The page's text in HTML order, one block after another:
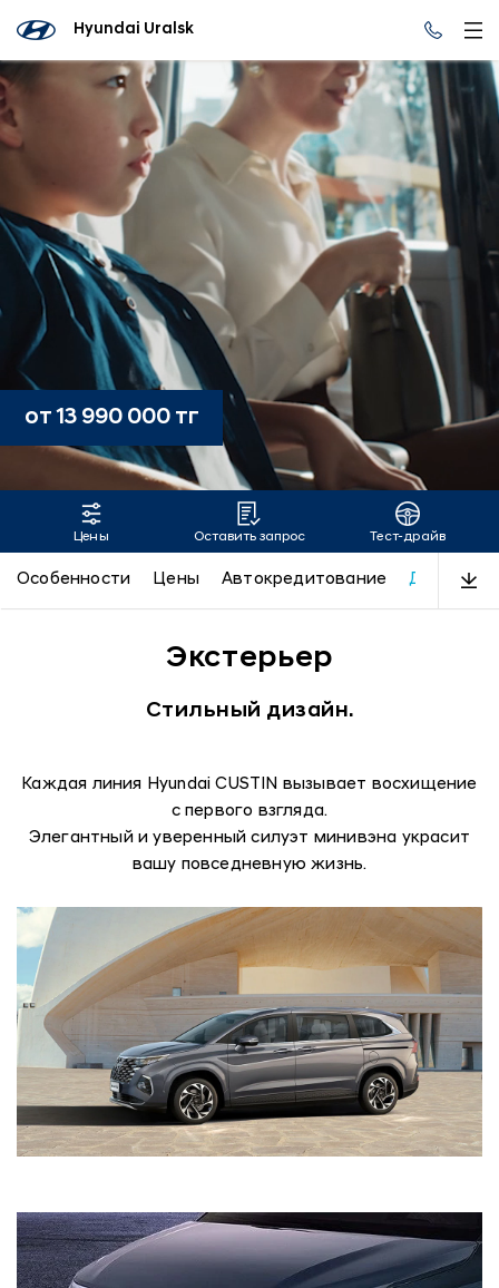
Hyundai Uralsk
CUSTIN
от 13 990 000 тг
Цены Оставить запрос Тест-драйв
Особенности Цены Автокредитование Дизайн
Экстерьер
Стильный дизайн.
Каждая линия Hyundai CUSTIN вызывает восхищение
с первого взгляда.
Элегантный и уверенный силуэт минивэна украсит
вашу повседневную жизнь.